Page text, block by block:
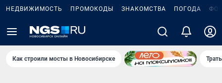
НЕДВИЖИМОСТЬ ПРОМОКОДЫ ЗНАКОМСТВА ПОГОДА
Как строили мосты в Новосибирске